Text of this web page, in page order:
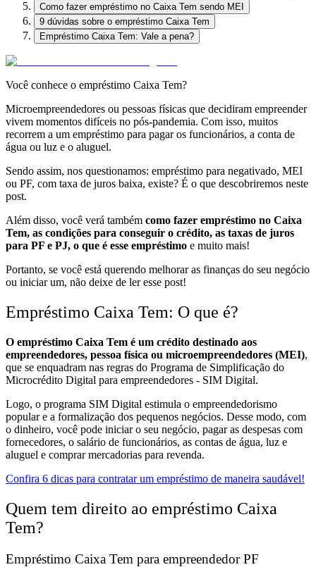
Como fazer empréstimo no Caixa Tem sendo MEI
9 dúvidas sobre o empréstimo Caixa Tem
Empréstimo Caixa Tem: Vale a pena?
Você conhece o empréstimo Caixa Tem?
Microempreendedores ou pessoas físicas que decidiram empreender
vivem momentos difíceis no pós-pandemia. Com isso, muitos
recorrem a um empréstimo para pagar os funcionários, a conta de
água ou luz e o aluguel.
Sendo assim, nos questionamos: empréstimo para negativado, MEI
ou PF, com taxa de juros baixa, existe? É o que descobriremos neste
post.
Além disso, você verá também como fazer empréstimo no Caixa
Tem, as condições para conseguir o crédito, as taxas de juros
para PF e PJ, o que é esse empréstimo e muito mais!
Portanto, se você está querendo melhorar as finanças do seu negócio
ou iniciar um, não deixe de ler esse post!
Empréstimo Caixa Tem: O que é?
O empréstimo Caixa Tem é um crédito destinado aos
empreendedores, pessoa física ou microempreendedores (MEI),
que se enquadram nas regras do Programa de Simplificação do
Microcrédito Digital para empreendedores - SIM Digital.
Logo, o programa SIM Digital estimula o empreendedorismo
popular e a formalização dos pequenos negócios. Desse modo, com
o dinheiro, você pode iniciar o seu negócio, pagar as despesas com
fornecedores, o salário de funcionários, as contas de água, luz e
aluguel e comprar mercadorias para revenda.
Confira 6 dicas para contratar um empréstimo de maneira saudável!
Quem tem direito ao empréstimo Caixa
Tem?
Empréstimo Caixa Tem para empreendedor PF